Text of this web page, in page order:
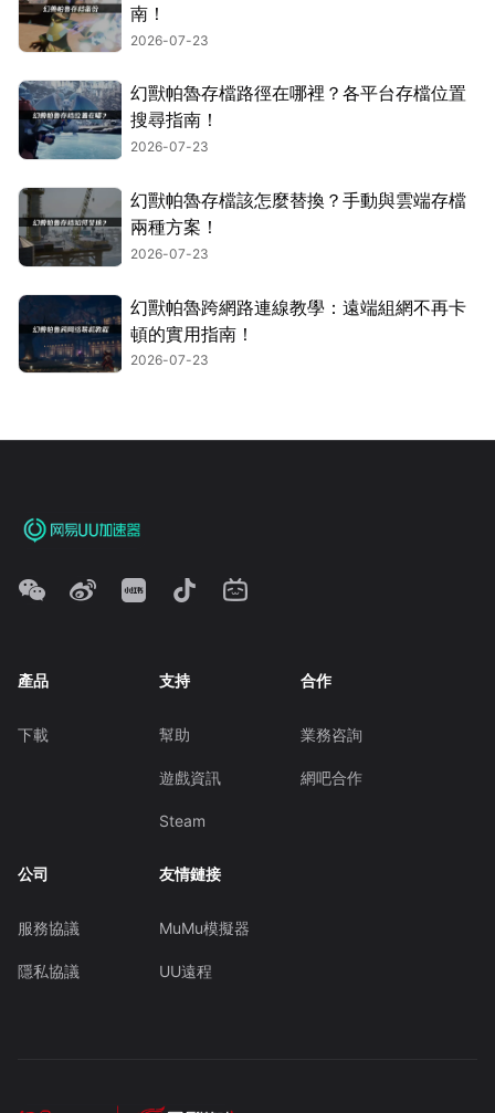
南！
2026-07-23
幻獸帕魯存檔路徑在哪裡？各平台存檔位置
搜尋指南！
2026-07-23
幻獸帕魯存檔該怎麼替換？手動與雲端存檔
兩種方案！
2026-07-23
幻獸帕魯跨網路連線教學：遠端組網不再卡
頓的實用指南！
2026-07-23
產品
下載
支持
幫助
遊戲資訊
Steam
合作
業務咨詢
網吧合作
公司
服務協議
隱私協議
友情鏈接
MuMu模擬器
UU遠程